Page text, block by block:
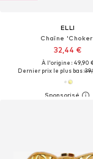
ELLI
Chaîne
32,44 €
À l'origine : 49,90
Dernier prix le plus bas :